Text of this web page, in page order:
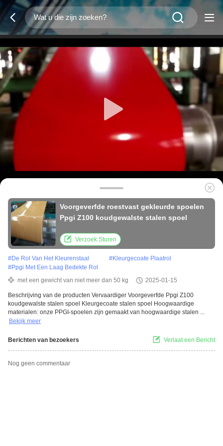
Voorgeverfde roestvast gekleurde spoelen
Ppgi Z100 koudgewalste stalen spoel
Verzoek Sturen
#De Rol Van Het Kleurenstaal #Kleurgecoate Plaatrol
#Ppgi Met Een Laag Bedekte Rol
met een gewicht van niet meer dan 50 kg
2025-01-15
Beschrijving van de producten Vervaardiger Voorgeverfde Ppgi Z100
koudgewalste stalen spoel Kleurgecoate stalen spoel Hoogwaardige
materialen: onze PPGI-spoelen zijn gemaakt van hoogwaardige stalen ...
Bekijk meer
Berichten van bezoekers Verlaat een Bericht
Nog geen commentaar